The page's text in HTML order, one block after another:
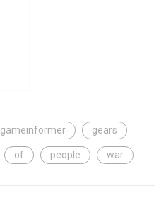
gameinformer gears
of people war